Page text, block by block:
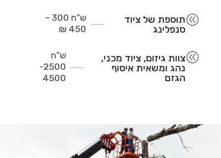
@תוספת של ציוד
סנפלינג
ש"ח
300 –
450 ₪
@צוות גיזום, ציוד מכני,
נהג ומשאית איסוף
הגזם
ש"ח
2500-
4500